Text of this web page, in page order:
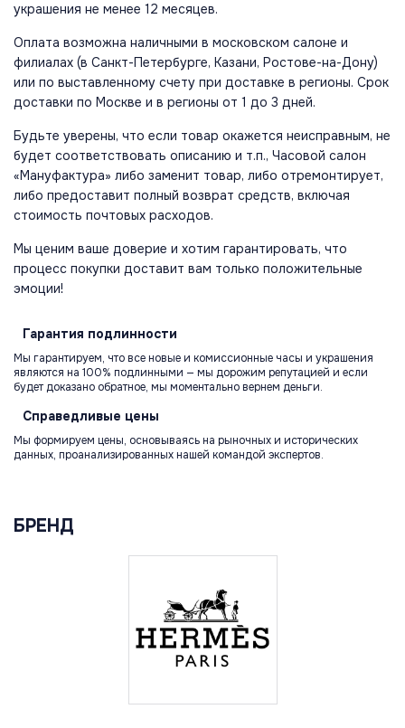
украшения не менее 12 месяцев.
Оплата возможна наличными в московском салоне и
филиалах (в Санкт-Петербурге, Казани, Ростове-на-Дону)
или по выставленному счету при доставке в регионы. Срок
доставки по Москве и в регионы от 1 до 3 дней.
Будьте уверены, что если товар окажется неисправным, не
будет соответствовать описанию и т.п., Часовой салон
«Мануфактура» либо заменит товар, либо отремонтирует,
либо предоставит полный возврат средств, включая
стоимость почтовых расходов.
Мы ценим ваше доверие и хотим гарантировать, что
процесс покупки доставит вам только положительные
эмоции!
Гарантия подлинности
Мы гарантируем, что все новые и комиссионные часы и украшения
являются на 100% подлинными — мы дорожим репутацией и если
будет доказано обратное, мы моментально вернем деньги.
Справедливые цены
Мы формируем цены, основываясь на рыночных и исторических
данных, проанализированных нашей командой экспертов.
БРЕНД